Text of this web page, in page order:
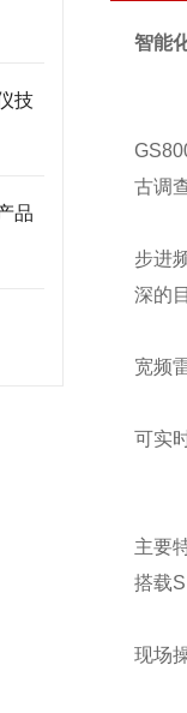
技
品
智能
古调
步进
深的
宽频
可实
主要
搭载
现场